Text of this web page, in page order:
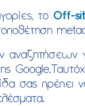
το Off-
σας πρέπει